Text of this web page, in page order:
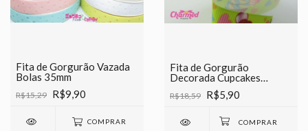
Fita de Gorgurão Vazada
Bolas 35mm
R$15,29 R$9,90
COMPRAR
Fita de Gorgurão
Decorada Cupcakes
Chinesinha 38mm
R$18,59 R$5,90